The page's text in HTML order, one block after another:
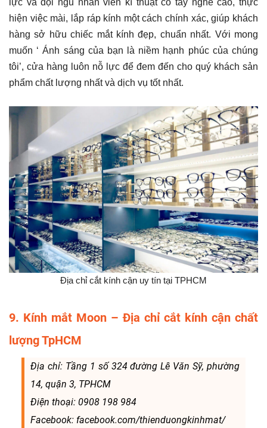
lực và đội ngũ nhân viên kĩ thuật có tay nghề cao, thực
hiện việc mài, lắp ráp kính một cách chính xác, giúp khách
hàng sở hữu chiếc mắt kính đẹp, chuẩn nhất. Với mong
muốn ‘ Ánh sáng của bạn là niềm hạnh phúc của chúng
tôi’, cửa hàng luôn nỗ lực để đem đến cho quý khách sản
phẩm chất lượng nhất và dịch vụ tốt nhất.
Địa chỉ cắt kính cận uy tín tại TPHCM
9. Kính mắt Moon – Địa chỉ cắt kính cận chất
lượng TpHCM
Địa chỉ: Tầng 1 số 324 đường Lê Văn Sỹ, phường
14, quận 3, TPHCM
Điện thoại: 0908 198 984
Facebook: facebook.com/thienduongkinhmat/